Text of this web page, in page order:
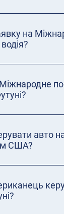
на
авто на
США?